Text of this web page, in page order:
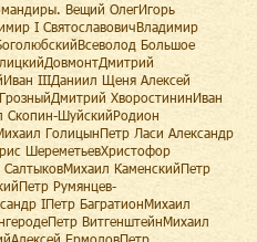
Вещий ОлегИгорь
I СвятославовичВладимир
Большое
IIIДаниил Щеня Алексей
ХворостининИван
Скопин-ШуйскийРодион
ГолицынПетр Ласи Александр
ШереметьевХристофор
КаменскийПетр
Румянцев-
IПетр БагратионМихаил
ВитгенштейнМихаил
ЕрмоловПетр